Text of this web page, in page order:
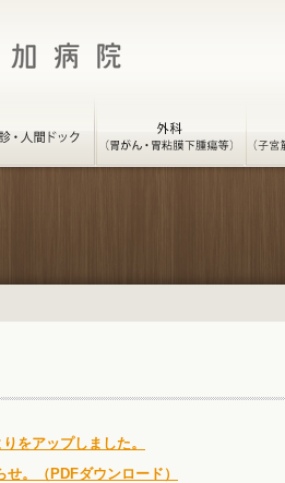
をアップしました。
。（PDFダウンロード）